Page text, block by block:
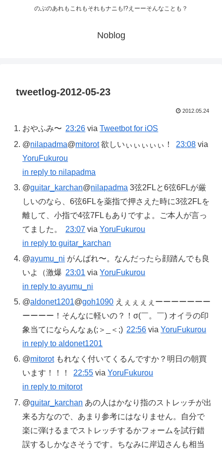
のぶのあれもこれもそれもナニも!?えーーそんなことも？
Noblog
tweetlog-2012-05-23
2012.05.24
おやふみ〜 23:26 viaTweetbot for iOS
@nilapadma@mitorot欲しいぃぃぃぃぃ！ 23:08 via
YoruFukurou
in reply to nilapadma
@guitar_karchan@nilapadma 3弦2FLと6弦6FLが厳
しいのなら、6弦6FLを薬指で押さえた時に3弦2FLを
離して、小指で4弦7FLもありですよ。ご本人が言っ
てました。
23:07 viaYoruFukurou
in reply to guitar_karchan
@ayumu_ni がんばれ〜。なんだったら顔踏んでも良
いよ（激爆 23:01 viaYoruFukurou
in reply to ayumu_ni
@aldonet1201@goh1090 えぇぇぇぇーーーーーーー
ーーーー！そんなに軽いの？！σ(￣。￣) オイラの印
象当てにならんなぁ(;＞_＜;) 22:56 viaYoruFukurou
in reply to aldonet1201
@mitorotもれなく付いてくるんですか？明日の朝買
います！！！
22:55 viaYoruFukurou
in reply to mitorot
@guitar_karchan あの人はかなり指のストレッチが出
来る方なので、あまり参考にはなりません。自分で
楽に弾けるまでストレッチするかフォームを試行錯
誤するしかなさそうです。ちなみに岸辺さんも相当